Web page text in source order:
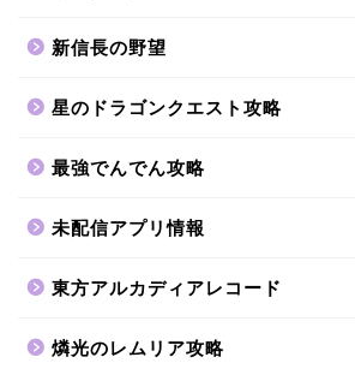
新信長の野望
星のドラゴンクエスト攻略
最強でんでん攻略
未配信アプリ情報
東方アルカディアレコード
燐光のレムリア攻略